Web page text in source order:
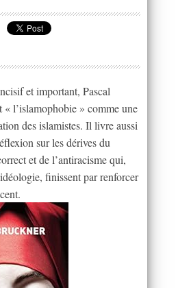
et important, Pascal
l’islamophobie » comme une
des islamistes. Il livre aussi
sur les dérives du
et de l’antiracisme qui,
finissent par renforcer